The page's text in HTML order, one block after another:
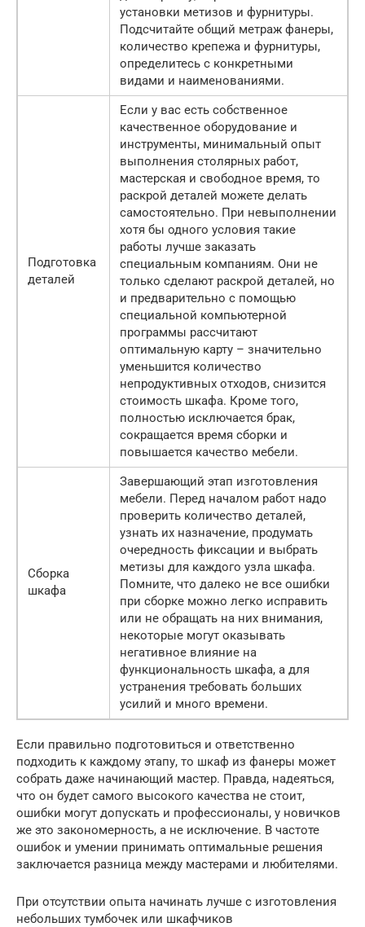
установки метизов и фурнитуры.
Подсчитайте общий метраж фанеры,
количество крепежа и фурнитуры,
определитесь с конкретными
видами и наименованиями.
Подготовка
деталей
Если у вас есть собственное
качественное оборудование и
инструменты, минимальный опыт
выполнения столярных работ,
мастерская и свободное время, то
раскрой деталей можете делать
самостоятельно. При невыполнении
хотя бы одного условия такие
работы лучше заказать
специальным компаниям. Они не
только сделают раскрой деталей, но
и предварительно с помощью
специальной компьютерной
программы рассчитают
оптимальную карту – значительно
уменьшится количество
непродуктивных отходов, снизится
стоимость шкафа. Кроме того,
полностью исключается брак,
сокращается время сборки и
повышается качество мебели.
Сборка
шкафа
Завершающий этап изготовления
мебели. Перед началом работ надо
проверить количество деталей,
узнать их назначение, продумать
очередность фиксации и выбрать
метизы для каждого узла шкафа.
Помните, что далеко не все ошибки
при сборке можно легко исправить
или не обращать на них внимания,
некоторые могут оказывать
негативное влияние на
функциональность шкафа, а для
устранения требовать больших
усилий и много времени.
Если правильно подготовиться и ответственно
подходить к каждому этапу, то шкаф из фанеры может
собрать даже начинающий мастер. Правда, надеяться,
что он будет самого высокого качества не стоит,
ошибки могут допускать и профессионалы, у новичков
же это закономерность, а не исключение. В частоте
ошибок и умении принимать оптимальные решения
заключается разница между мастерами и любителями.
При отсутствии опыта начинать лучше с изготовления
небольших тумбочек или шкафчиков